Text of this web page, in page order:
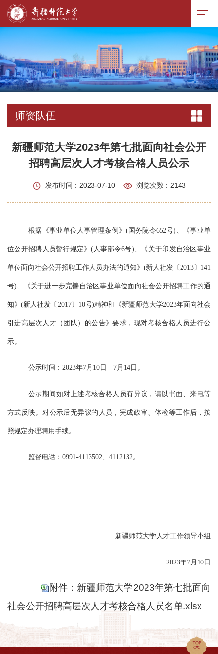
师资队伍
新疆师范大学2023年第七批面向社会公开
招聘高层次人才考核合格人员公示
发布时间：2023-07-10 浏览次数：2143
根据《事业单位人事管理条例》(国务院令652号)、《事业单
位公开招聘人员暂行规定》(人事部令6号)、《关于印发自治区事业
单位面向社会公开招聘工作人员办法的通知》(新人社发〔2013〕141
号)、《关于进一步完善自治区事业单位面向社会公开招聘工作的通
知》(新人社发〔2017〕10号)精神和 《新疆师范大学2023年面向社会
引进高层次人才（团队）的公告》要求，现对考核合格人员进行公
示。
公示时间 ： 2023年7月 10日—7月 14日。
公示期间如对上述考核合格人员有异议，请以书面、来电等
方式反映。对公示后无异议的人员，完成政审、体检等工作后，按
照规定办理聘用手续。
监督电话： 0991-4113502 4112132。
新疆师范大学人才工作领导小组
2023年7月 10日
附件：新疆师范大学2023年第七批面向
社会公开招聘高层次人才考核合格人员名单.xlsx